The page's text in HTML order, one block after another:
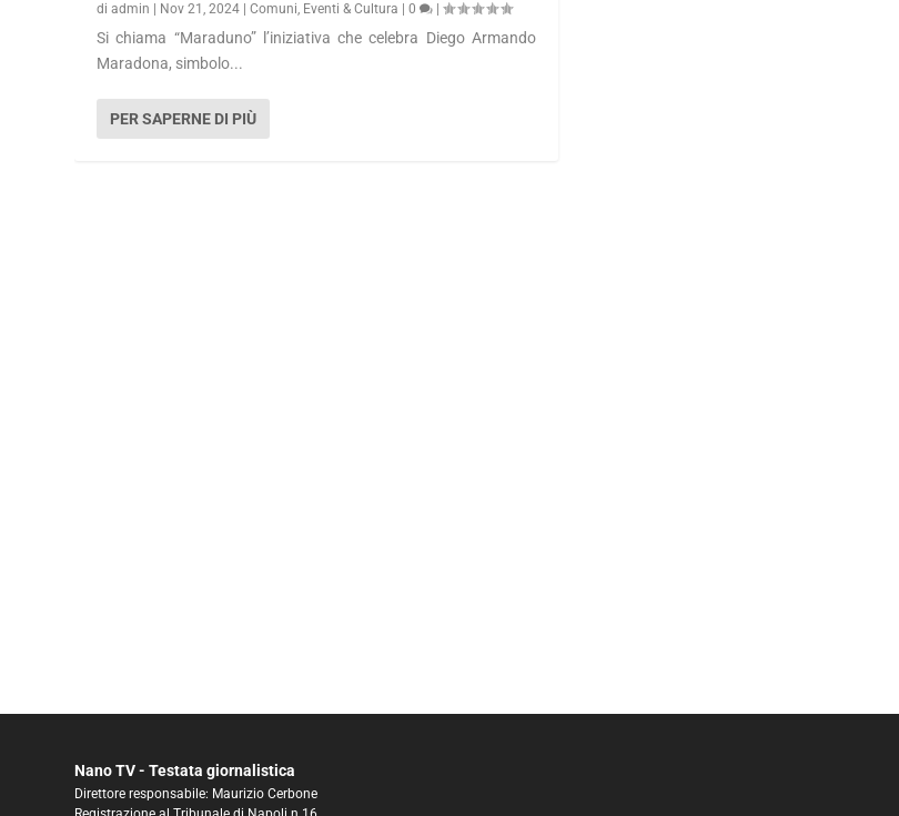
diadmin Nov 21, 2024 |Comuni, Eventi & Cultura |0 |
Si chiama “Maraduno” l’iniziativa che celebra Diego Armando
Maradona, simbolo...
PER SAPERNE DI PIÙ
Nano TV - Testata giornalistica
Direttore responsabile: Maurizio Cerbone